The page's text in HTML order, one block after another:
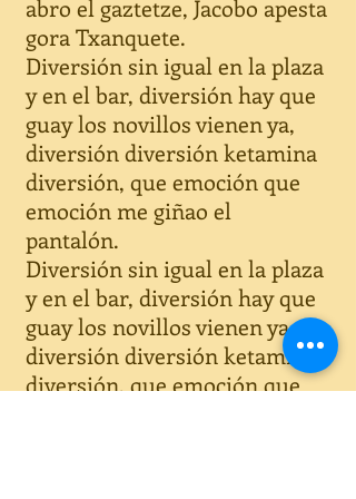
abro el gaztetze, Jacobo apesta
gora Txanquete.
Diversión sin igual en la plaza
y en el bar, diversión hay que
guay los novillos vienen ya,
diversión diversión ketamina
diversión, que emoción que
emoción me giñao el
pantalón.
Diversión sin igual en la plaza
y en el bar, diversión hay que
guay los novillos vienen ya,
diversión diversión ketamina
diversión, que emoción que